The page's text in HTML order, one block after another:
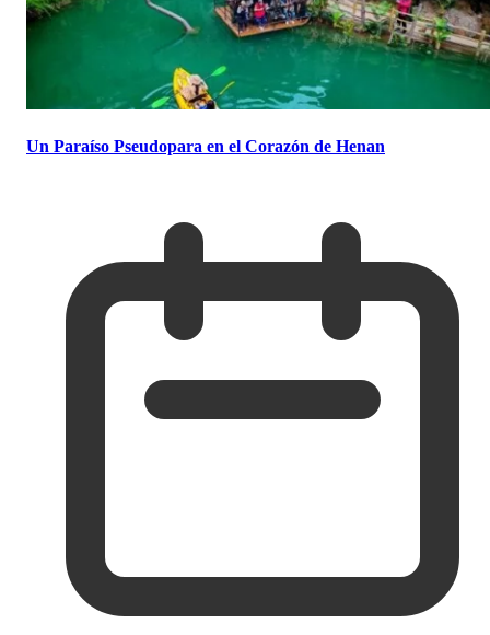
Un Paraíso Pseudopara en el Corazón de Henan